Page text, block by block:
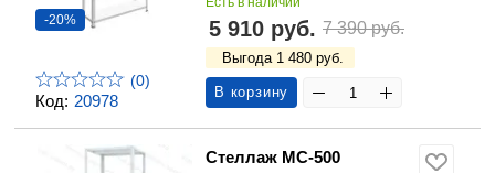
Код: 20978
-20%
(0)
5 910 руб. 7 390 руб.
Выгода 1 480 руб.
В корзину
Стеллаж МС-500